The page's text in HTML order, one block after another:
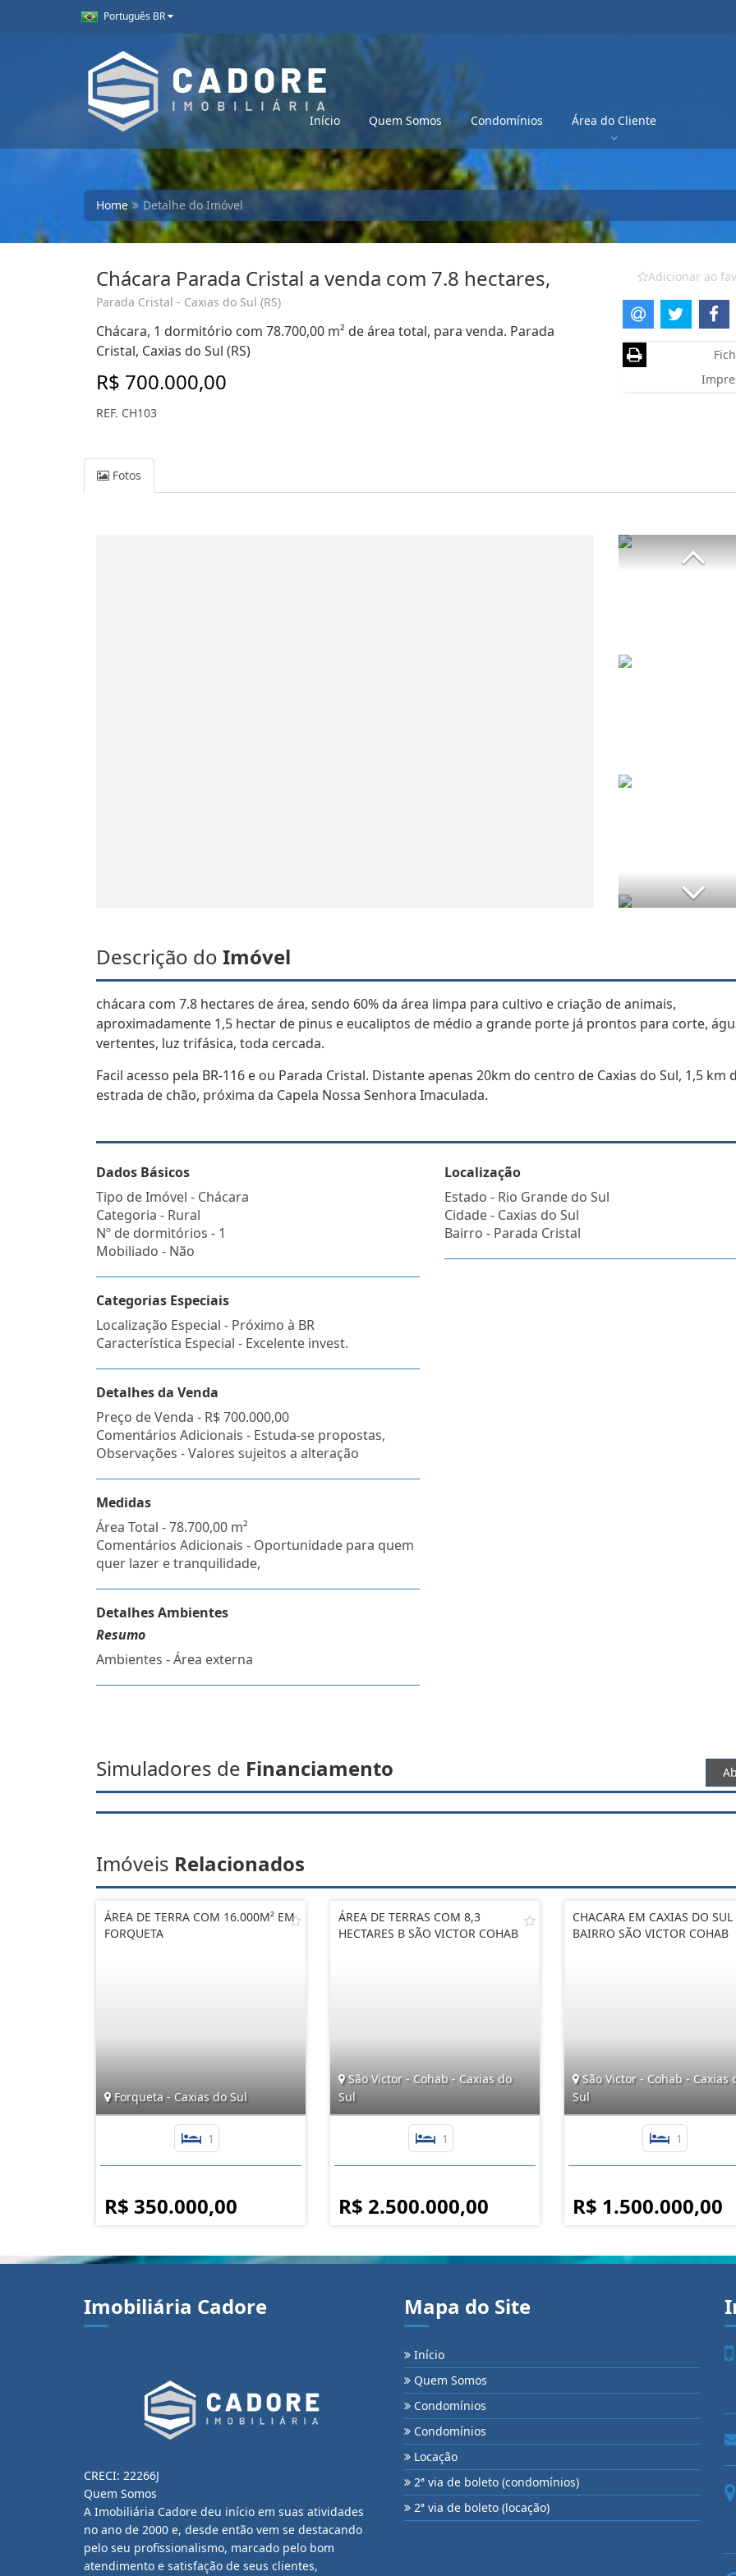
Português BR
Início Quem Somos Condomínios Área do Cliente
Home Detalhe do Imóvel
Chácara Parada Cristal a venda com 7.8 hectares,
Parada Cristal - Caxias do Sul (RS)
Chácara, 1 dormitório com 78.700,00 m² de área total, para venda. Parada
Cristal, Caxias do Sul (RS)
R$ 700.000,00
REF. CH103
Adicionar ao
Fotos
Descrição do Imóvel
chácara com 7.8 hectares de área, sendo 60% da área limpa para cultivo e criação de animais,
aproximadamente 1,5 hectar de pinus e eucaliptos de médio a grande porte já prontos para corte,
vertentes, luz trifásica, toda cercada.
Facil acesso pela BR-116 e ou Parada Cristal. Distante apenas 20km do centro de Caxias do Sul, 1,5 km
estrada de chão, próxima da Capela Nossa Senhora Imaculada.
Dados Básicos
Tipo de Imóvel - Chácara
Categoria - Rural
Nº de dormitórios - 1
Mobiliado - Não
Categorias Especiais
Localização Especial - Próximo à BR
Característica Especial - Excelente invest.
Detalhes da Venda
Preço de Venda - R$ 700.000,00
Comentários Adicionais - Estuda-se propostas,
Observações - Valores sujeitos a alteração
Medidas
Área Total - 78.700,00 m²
Comentários Adicionais - Oportunidade para quem
quer lazer e tranquilidade,
Detalhes Ambientes
Resumo
Ambientes - Área externa
Localização
Estado - Rio Grande do Sul
Cidade - Caxias do Sul
Bairro - Parada Cristal
Simuladores de Financiamento
Imóveis Relacionados
ÁREA DE TERRA COM 16.000M² EM
FORQUETA
Forqueta - Caxias do Sul
1
R$ 350.000,00
ÁREA DE TERRAS COM 8,3
HECTARES B SÃO VICTOR COHAB
São Victor - Cohab - Caxias do
Sul
1
R$ 2.500.000,00
CHACARA EM CAXIAS DO SUL
BAIRRO SÃO VICTOR COHAB
São Victor - Cohab - Caxias
Sul
1
R$ 1.500.000,00
Imobiliária Cadore
CRECI: 22266J
Quem Somos
A Imobiliária Cadore deu início em suas atividades
no ano de 2000 e, desde então vem se destacando
pelo seu profissionalismo, marcado pelo bom
atendimento e satisfação de seus clientes,
Mapa do Site
Início
Quem Somos
Condomínios
Condomínios
Locação
2ª via de boleto (condomínios)
2ª via de boleto (locação)